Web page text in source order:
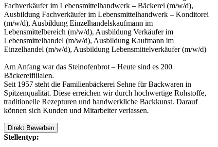
Fachverkäufer im Lebensmittelhandwerk – Bäckerei (m/w/d),
Ausbildung Fachverkäufer im Lebensmittelhandwerk – Konditorei
(m/w/d), Ausbildung Einzelhandelskaufmann im
Lebensmittelbereich (m/w/d), Ausbildung Verkäufer im
Lebensmittelhandel (m/w/d), Ausbildung Kaufmann im
Einzelhandel (m/w/d), Ausbildung Lebensmittelverkäufer (m/w/d)
Am Anfang war das Steinofenbrot – Heute sind es 200
Bäckereifilialen.
Seit 1957 steht die Familienbäckerei Sehne für Backwaren in
Spitzenqualität. Diese erreichen wir durch hochwertige Rohstoffe,
traditionelle Rezepturen und handwerkliche Backkunst. Darauf
können sich Kunden und Mitarbeiter verlassen.
Direkt Bewerben
Stellentyp: